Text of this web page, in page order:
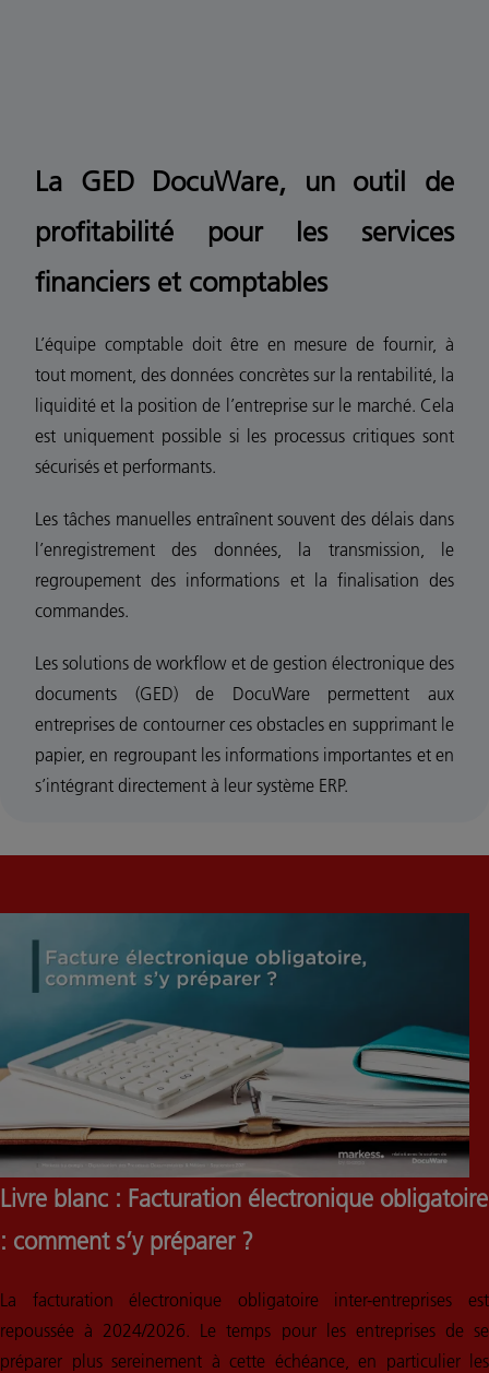
La GED DocuWare, un outil de
profitabilité pour les services
financiers et comptables
L’équipe comptable doit être en mesure de fournir, à
tout moment, des données concrètes sur la rentabilité, la
liquidité et la position de l’entreprise sur le marché. Cela
est uniquement possible si les processus critiques sont
sécurisés et performants.
Les tâches manuelles entraînent souvent des délais dans
l’enregistrement des données, la transmission, le
regroupement des informations et la finalisation des
commandes.
Les solutions de workflow et de gestion électronique des
documents (GED) de DocuWare permettent aux
entreprises de contourner ces obstacles en supprimant le
papier, en regroupant les informations importantes et en
s’intégrant directement à leur système ERP.
Livre blanc : Facturation électronique obligatoire
: comment s’y préparer ?
La facturation électronique obligatoire inter-entreprises est
repoussée à 2024/2026. Le temps pour les entreprises de se
préparer plus sereinement à cette échéance, en particulier les